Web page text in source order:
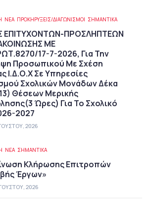
ΝΈΑ ΠΡΟΚΗΡΎΞΕΙΣ/ΔΙΑΓΩΝΙΣΜΟΊ ΣΗΜΑΝΤΙΚΆ
ΕΠΙΤΥΧΟΝΤΩΝ-ΠΡΟΣΛΗΠΤΕΩΝ
ΜΕ
17-7-2026, Για Την
Προσωπικού Με Σχέση
Ι.Δ.Ο.Χ Σε Υπηρεσίες
Σχολικών Μονάδων Δέκα
Θέσεων Μερικής
Ώρες) Για Το Σχολικό
2027
2026
ΝΈΑ ΣΗΜΑΝΤΙΚΆ
Κλήρωσης Επιτροπών
Έργων»
2026